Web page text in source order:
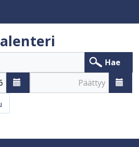
Hae